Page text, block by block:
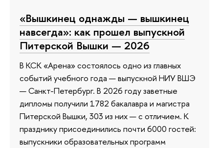
«Вышкинец однажды — вышкинец
навсегда»: как прошел выпускной
Питерской Вышки — 2026
В КСК «Арена» состоялось одно из главных
событий учебного года — выпускной НИУ ВШЭ
— Санкт-Петербург. В 2026 году заветные
дипломы получили 1782 бакалавра и магистра
Питерской Вышки, 303 из них — с отличием. К
празднику присоединились почти 6000 гостей:
выпускники образовательных программ